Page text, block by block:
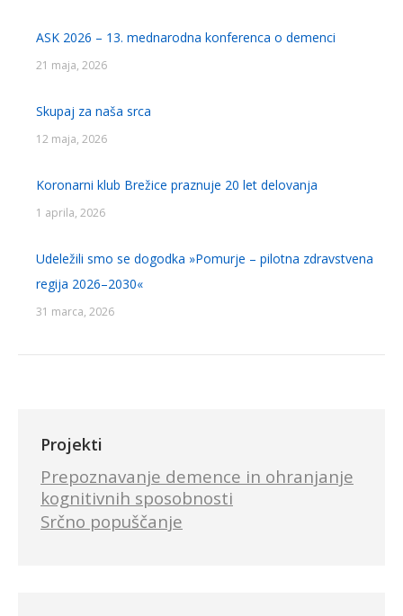
ASK 2026 – 13. mednarodna konferenca o demenci
21 maja, 2026
Skupaj za naša srca
12 maja, 2026
Koronarni klub Brežice praznuje 20 let delovanja
1 aprila, 2026
Udeležili smo se dogodka »Pomurje – pilotna zdravstvena
regija 2026–2030«
31 marca, 2026
Projekti
Prepoznavanje demence in ohranjanje
kognitivnih sposobnosti
Srčno popuščanje